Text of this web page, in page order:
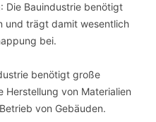
: Die Bauindustrie benötigt
und trägt damit wesentlich
bei.
benötigt große
Herstellung von Materialien
von Gebäuden.